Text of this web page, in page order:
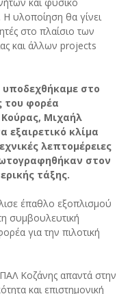
υλοποίηση θα γίνει
στο πλαίσιο των
και άλλων projects
υποδεχθήκαμε στο
του φορέα
Κούρας, Μιχαήλ
εξαιρετικό κλίμα
λεπτομέρειες
στον
τάξης.
έπαθλο εξοπλισμού
συμβουλευτική
για την πιλοτική
Κοζάνης απαντά στην
και επιστημονική